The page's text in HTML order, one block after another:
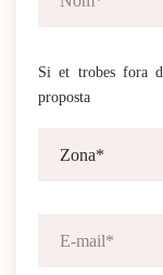
Si et trobes fora
proposta